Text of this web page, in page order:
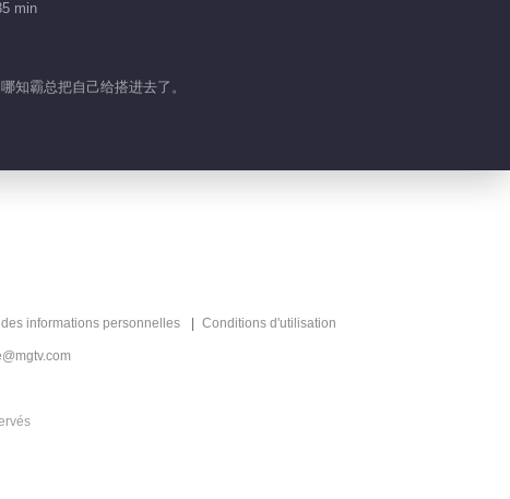
min
知霸总把自己给搭进去了。
informations personnelles Conditions d'utilisation